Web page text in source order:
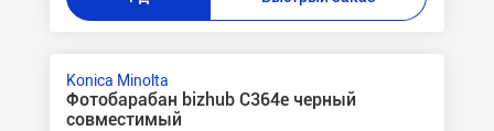
Konica Minolta
Фотобарабан bizhub C364e черный
совместимый